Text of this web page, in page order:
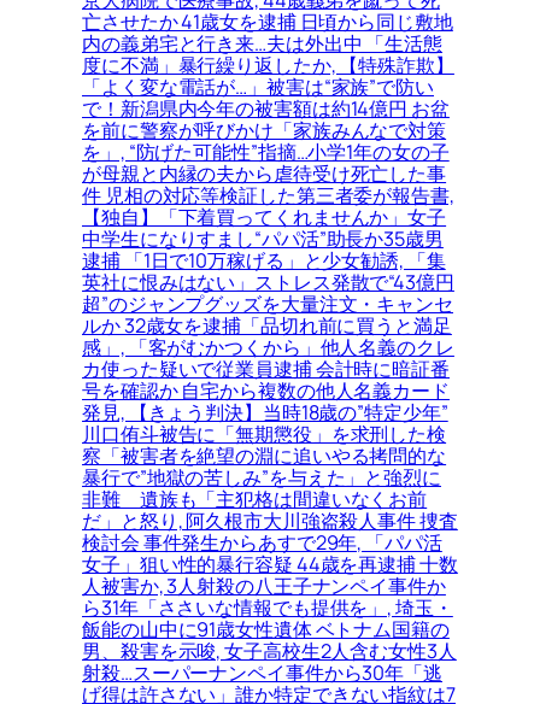
亡させたか 41歳女を逮捕 日頃から同じ敷地
内の義弟宅と行き来…夫は外出中 「生活態
度に不満」暴行繰り返したか, 【特殊詐欺】
「よく変な電話が…」被害は“家族”で防い
で！新潟県内今年の被害額は約14億円 お盆
を前に警察が呼びかけ「家族みんなで対策
を」, “防げた可能性”指摘…小学1年の女の子
が母親と内縁の夫から虐待受け死亡した事
件 児相の対応等検証した第三者委が報告書,
【独自】「下着買ってくれませんか」女子
中学生になりすまし“パパ活”助長か35歳男
逮捕 「1日で10万稼げる」と少女勧誘, 「集
英社に恨みはない」ストレス発散で“43億円
超”のジャンプグッズを大量注文・キャンセ
ルか 32歳女を逮捕「品切れ前に買うと満足
感」, 「客がむかつくから」他人名義のクレ
カ使った疑いで従業員逮捕 会計時に暗証番
号を確認か 自宅から複数の他人名義カード
発見, 【きょう判決】当時18歳の”特定少年”
川口侑斗被告に「無期懲役」を求刑した検
察「被害者を絶望の淵に追いやる拷問的な
暴行で”地獄の苦しみ”を与えた」と強烈に
非難＿遺族も「主犯格は間違いなくお前
だ」と怒り, 阿久根市大川強盗殺人事件 捜査
検討会 事件発生からあすで29年, 「パパ活
女子」狙い性的暴行容疑 44歳を再逮捕 十数
人被害か, 3人射殺の八王子ナンペイ事件か
ら31年「ささいな情報でも提供を」, 埼玉・
飯能の山中に91歳女性遺体 ベトナム国籍の
男、殺害を示唆, 女子高校生2人含む女性3人
射殺…スーパーナンペイ事件から30年「逃
げ得は許さない」誰か特定できない指紋は7